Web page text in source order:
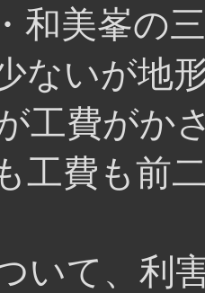
和美峯の
ないが地
工費がか
工費も前
いて、利